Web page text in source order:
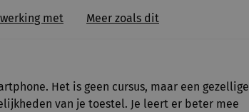
met Meer zoals dit
Het is geen cursus, maar een gezellige
van je toestel. Je leert er beter mee